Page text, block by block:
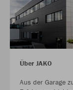
Über JAKO
Aus der Garage